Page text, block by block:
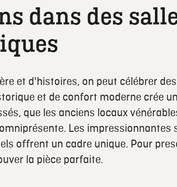
dans des
et d'histoires, on peut célébrer
et de confort moderne crée
que les anciens locaux
Les impressionnantes
offrent un cadre unique. Pour
la pièce parfaite.